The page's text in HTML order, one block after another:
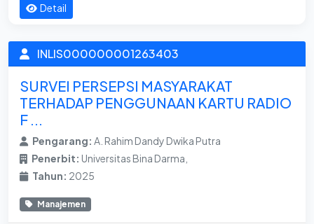
Detail
INLIS000000001263403
SURVEI PERSEPSI MASYARAKAT
TERHADAP PENGGUNAAN KARTU RADIO
F ...
Pengarang: A. Rahim Dandy Dwika Putra
Penerbit: Universitas Bina Darma,
Tahun: 2025
Manajemen